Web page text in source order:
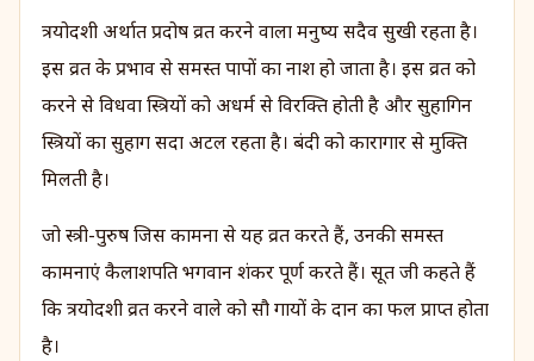
त्रयोदशी अर्थात प्रदोष व्रत करने वाला मनुष्य सदैव सुखी रहता है।
इस व्रत के प्रभाव से समस्त पापों का नाश हो जाता है। इस व्रत को
करने से विधवा स्त्रियों को अधर्म से विरक्ति होती है और सुहागिन
स्त्रियों का सुहाग सदा अटल रहता है। बंदी को कारागार से मुक्ति
मिलती है।
जो स्त्री-पुरुष जिस कामना से यह व्रत करते हैं, उनकी समस्त
कामनाएं कैलाशपति भगवान शंकर पूर्ण करते हैं। सूत जी कहते हैं
कि त्रयोदशी व्रत करने वाले को सौ गायों के दान का फल प्राप्त होता
है।